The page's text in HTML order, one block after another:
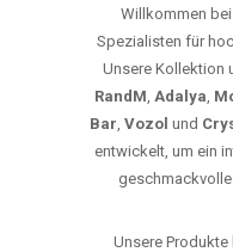
Willkommen bei
Spezialisten für
Unsere Kollektion
RandM, Adalya,
Bar, Vozol und
entwickelt, um ein
Unsere